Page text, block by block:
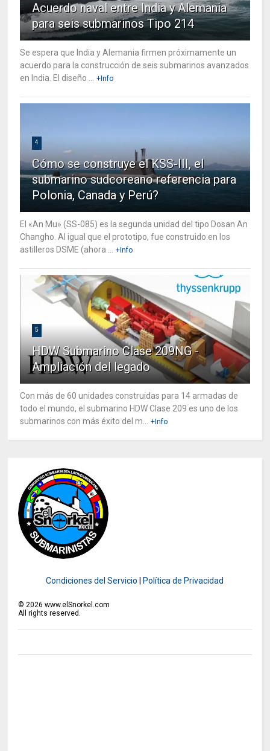
Acuerdo naval entre India y Alemania
para seis submarinos Tipo 214
Se espera que India y Alemania firmen próximamente un
acuerdo para la construcción de seis submarinos avanzados
en India. El diseño ... +Info
4
Cómo se construye el KSS-III, el
submarino sudcoreano referencia para
Polonia, Canada y Perú?
El «An Mu» (SS-085) es la segunda unidad del tipo Dosan An
Changho. Al igual que el prototipo, fue construido en los
astilleros DSME (ahora ... +Info
5
HDW Submarino Clase 209NG -
Ampliación del legado
Con más de 60 unidades construidas para 14 armadas de
todo el mundo, el submarino HDW Clase 209 es uno de los
submarinos con más éxito del m... +Info
Condiciones del Servicio Política de Privacidad
©2026 www.elSnorkel.com
All rights reserved.